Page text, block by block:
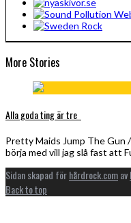
More Stories
Alla goda ting är tre
Pretty Maids Jump The Gun
börja med vill jag slå fast att
Sidan skapad förhårdrock.comav
Back to top